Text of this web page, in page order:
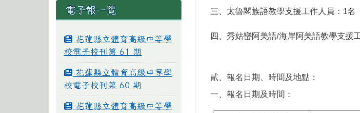
電子報一覽
花蓮縣立體育高級中等學
校電子校刊第 61 期
花蓮縣立體育高級中等學
校電子校刊第 60 期
花蓮縣立體育高級中等學
三、太魯閣族語教學支援工作人員： 1名
四、秀姑巒阿美語/海岸阿美語教學支援
貳、報名日期、時間及地點：
一、報名日期及時間：